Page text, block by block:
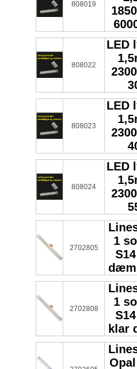
808019
808022
LED
808023
LED
808024
LED
2702805
1
2702808
1
klar